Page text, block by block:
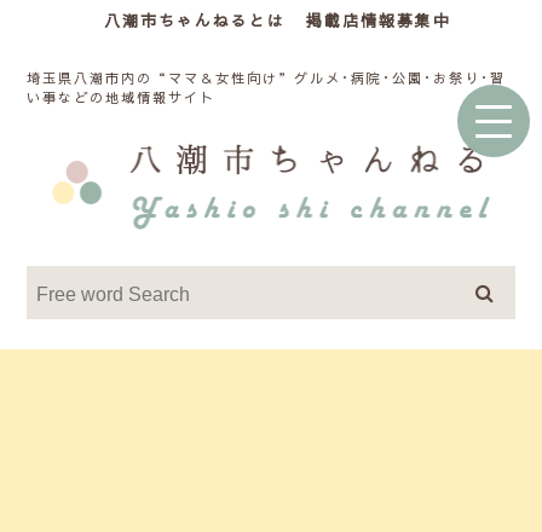
八潮市ちゃんねるとは 掲載店情報募集中
埼玉県八潮市内の“ママ＆女性向け”グルメ･病院･公園･お祭り･習
い事などの地域情報サイト